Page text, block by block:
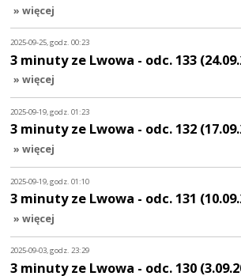
» więcej
2025-09-25, godz. 00:23
3 minuty ze Lwowa - odc. 133
» więcej
2025-09-19, godz. 01:23
3 minuty ze Lwowa - odc. 132
» więcej
2025-09-19, godz. 01:10
3 minuty ze Lwowa - odc. 131
» więcej
2025-09-03, godz. 23:29
3 minuty ze Lwowa - odc. 130